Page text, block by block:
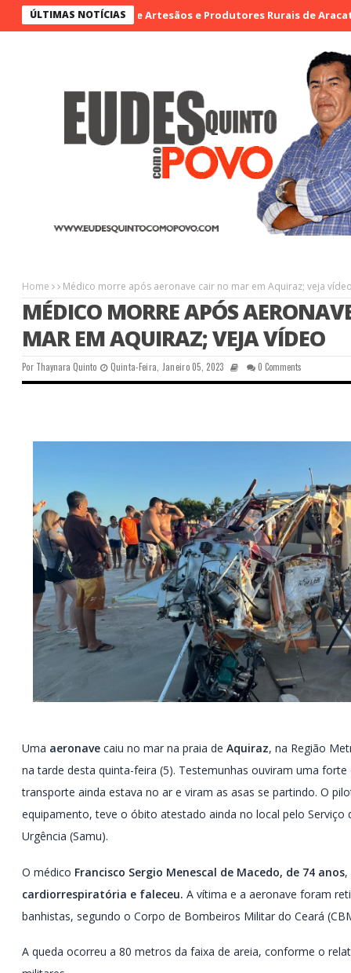
ÚLTIMAS NOTÍCIAS
na I Feira de Artesãos e Produtores Rurais de Aracatiaçu,
Home Médico morre após aeronave cair no mar em Aquiraz; veja
MÉDICO MORRE APÓS
MAR EM AQUIRAZ; VEJA VÍDEO
Por Thaynara Quinto Quinta-Feira, Janeiro 05, 2023 0 Comments
Uma aeronave caiu no mar na praia de Aquiraz, na Região
na tarde desta quinta-feira (5). Testemunhas ouviram uma
transporte ainda estava no ar e viram as asas se partindo. O
equipamento, teve o óbito atestado ainda no local pelo Serviço
Urgência (Samu).
O médico Francisco Sergio Menescal de Macedo, de 74 anos
cardiorrespiratória e faleceu. A vítima e a aeronave foram
banhistas, segundo o Corpo de Bombeiros Militar do Ceará
A queda ocorreu a 80 metros da faixa de areia, conforme o